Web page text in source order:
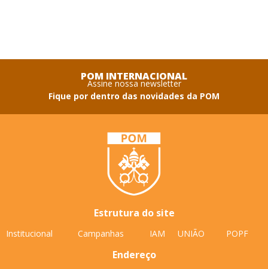
POM INTERNACIONAL
Assine nossa newsletter
Fique por dentro das novidades da POM
Estrutura do site
Institucional Campanhas IAM UNIÃO POPF
Endereço